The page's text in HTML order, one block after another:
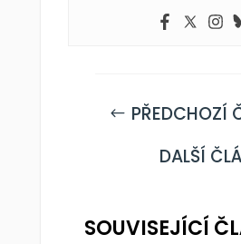
# PŘEDCHOZÍ
DALŠÍ
SOUVISEJÍCÍ